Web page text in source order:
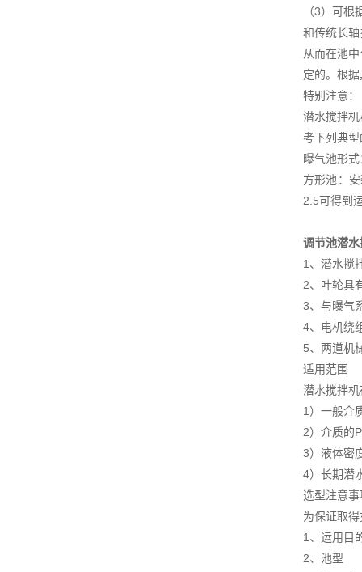
（3）可
和传统长
从而在池
定的。根
特别注意：
潜水搅拌
考下列典
曝气池形式
方形池：
2.5可得到
调节池潜
1、潜水搅
2、叶轮具
3、与曝气
4、电机绕
5、两道机
适用范围
潜水搅拌
1）一般介
2）介质的
3）液体密
4）长期潜
选型注意事
为保证取
1、运用目
2、池型